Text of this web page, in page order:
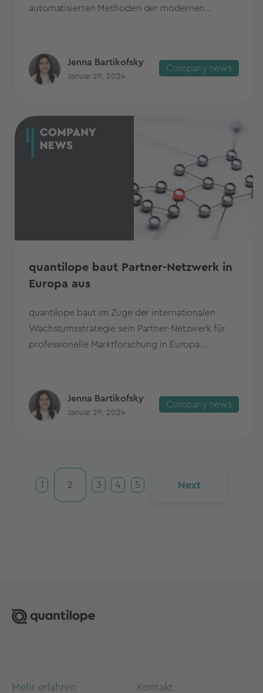
automatisierten Methoden der modernen...
Jenna Bartikofsky
Januar 29, 2024
Company news
quantilope baut Partner-Netzwerk in
Europa aus
quantilope baut im Zuge der internationalen
Wachstumsstrategie sein Partner-Netzwerk für
professionelle Marktforschung in Europa...
Jenna Bartikofsky
Januar 29, 2024
Company news
1 2 3 4 5 Next
Mehr erfahren Kontakt